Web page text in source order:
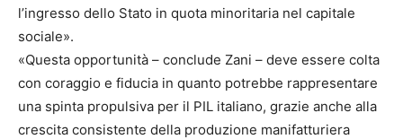
l’ingresso dello Stato in quota minoritaria nel capitale
sociale».
«Questa opportunità – conclude Zani – deve essere colta
con coraggio e fiducia in quanto potrebbe rappresentare
una spinta propulsiva per il PIL italiano, grazie anche alla
crescita consistente della produzione manifatturiera